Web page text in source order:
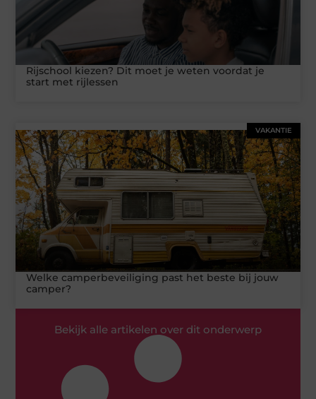
Rijschool kiezen? Dit moet je weten voordat je
start met rijlessen
VAKANTIE
Welke camperbeveiliging past het beste bij jouw
camper?
Bekijk alle artikelen over dit onderwerp